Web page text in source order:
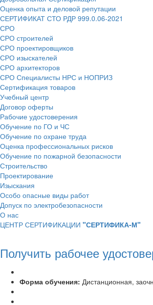
Оценка опыта и деловой репутации
СЕРТИФИКАТ СТО РДР 999.0.06-2021
СРО
СРО строителей
СРО проектировщиков
СРО изыскателей
СРО архитекторов
СРО Специалисты НРС и НОПРИЗ
Сертификация товаров
Учебный центр
Договор оферты
Рабочие удостоверения
Обучение по ГО и ЧС
Обучение по охране труда
Оценка профессиональных рисков
Обучение по пожарной безопасности
Строительство
Проектирование
Изыскания
Особо опасные виды работ
Допуск по электробезопасности
О нас
ЦЕНТР СЕРТИФИКАЦИИ "СЕРТИФИКА-М"
Получить рабочее
Форма обучения: Дистанционная,